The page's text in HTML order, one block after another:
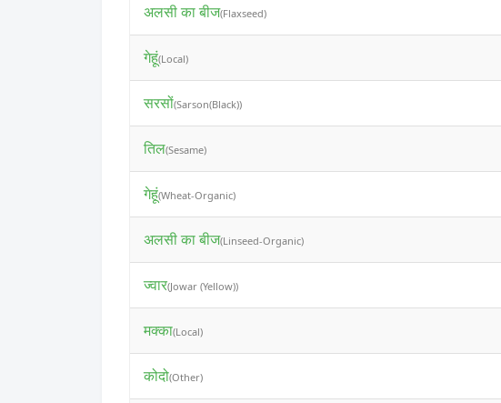
अलसी का बीज(Flaxseed)
गेहूं(Local)
सरसों(Sarson(Black))
तिल(Sesame)
गेहूं(Wheat-Organic)
अलसी का बीज(Linseed-Organic)
ज्वार(Jowar (Yellow))
मक्का(Local)
कोदो(Other)